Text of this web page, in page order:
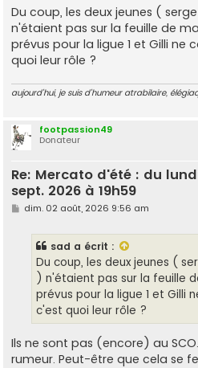
s
s
a
g
e
Du coup, les deux jeunes (
n'étaient pas sur la feuille de
prévus pour la ligue 1 et Gilli ne
quoi leur rôle ?
aujourd'hui, je suis d'humeur atrabilaire,
footpassion49
Donateur
Re: Mercato d'été : du
sept. 2026 à 19h59
M
dim. 02 août, 2026 9:56 am
sad a écrit :
Du coup, les deux jeunes (
) n'étaient pas sur la feuille
prévus pour la ligue 1 et Gilli
c'est quoi leur rôle ?
Ils ne sont pas (encore) au
rumeur. Peut-être que cela se